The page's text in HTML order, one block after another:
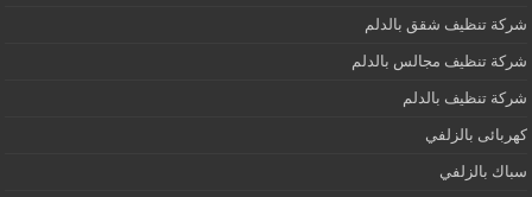
شركة تنظيف شقق بالدلم
شركة تنظيف مجالس بالدلم
شركة تنظيف بالدلم
كهربائى بالزلفي
سباك بالزلفي